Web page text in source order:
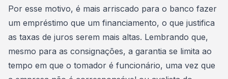
Por esse motivo, é mais arriscado para o banco fazer
um empréstimo que um financiamento, o que justifica
as taxas de juros serem mais altas. Lembrando que,
mesmo para as consignações, a garantia se limita ao
tempo em que o tomador é funcionário, uma vez que